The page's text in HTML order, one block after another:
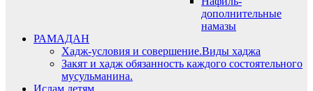
дополнительные
намазы
РАМАДАН
Хадж-условия и совершение.Виды хаджа
Закят и хадж обязанность каждого состоятельного
мусульманина.